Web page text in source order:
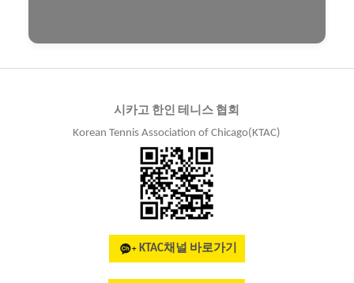
시카고 한인 테니스 협회
Korean Tennis Association of Chicago(KTAC)
KTAC채널 바로가기